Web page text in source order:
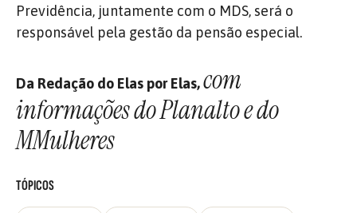
Previdência, juntamente com o MDS, será o
responsável pela gestão da pensão especial.
Da Redação do Elas por Elas,com
informações do Planalto e do
MMulheres
TÓPICOS